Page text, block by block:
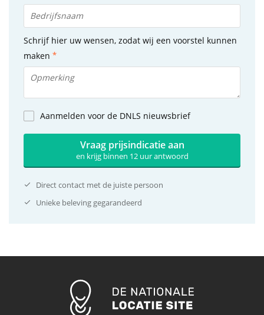
Schrijf hier uw wensen, zodat wij een voorstel kunnen
maken
Aanmelden voor de DNLS nieuwsbrief
Vraag prijsindicatie aan
en krijg binnen 12 uur antwoord
Direct contact met de juiste persoon
Unieke beleving gegarandeerd